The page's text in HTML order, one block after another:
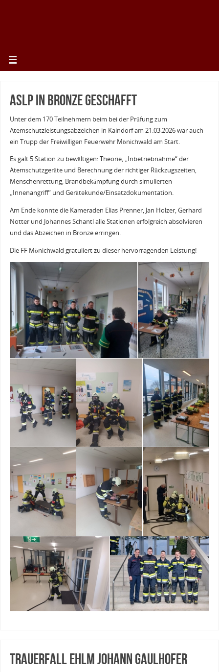
ASLP in Bronze geschafft
Unter dem 170 Teilnehmern beim bei der Prüfung zum
Atemschutzleistungsabzeichen in Kaindorf am 21.03.2026 war auch
ein Trupp der Freiwilligen Feuerwehr Mönichwald am Start.
Es galt 5 Station zu bewältigen: Theorie, „Inbetriebnahme“ der
Atemschutzgeräte und Berechnung der richtiger Rückzugszeiten,
Menschenrettung, Brandbekämpfung durch simulierten
„Innenangriff“ und Gerätekunde/Einsatzdokumentation.
Am Ende konnte die Kameraden Elias Prenner, Jan Holzer, Gerhard
Notter und Johannes Schantl alle Stationen erfolgreich absolvieren
und das Abzeichen in Bronze erringen.
Die FF Mönichwald gratuliert zu dieser hervorragenden Leistung!
Trauerfall EHLM Johann Gaulhofer